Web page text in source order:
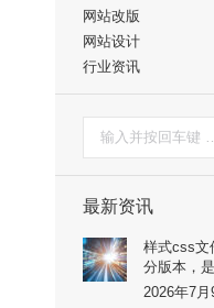
网站改版
网站设计
行业资讯
索：
最新资讯
样式css文
分版本，
2026年7月